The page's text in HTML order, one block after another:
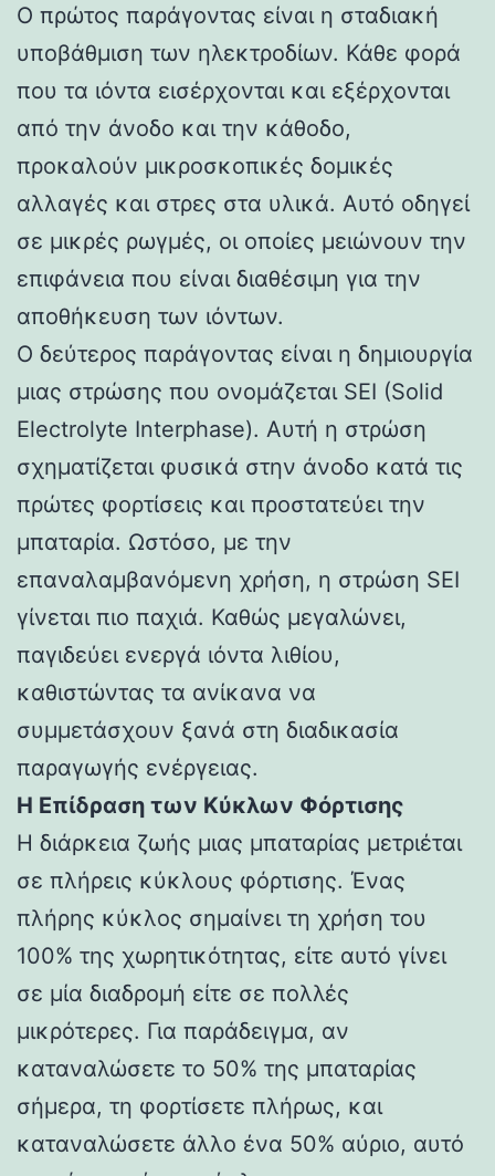
Ο πρώτος παράγοντας είναι η σταδιακή
υποβάθμιση των ηλεκτροδίων. Κάθε φορά
που τα ιόντα εισέρχονται και εξέρχονται
από την άνοδο και την κάθοδο,
προκαλούν μικροσκοπικές δομικές
αλλαγές και στρες στα υλικά. Αυτό οδηγεί
σε μικρές ρωγμές, οι οποίες μειώνουν την
επιφάνεια που είναι διαθέσιμη για την
αποθήκευση των ιόντων.
Ο δεύτερος παράγοντας είναι η δημιουργία
μιας στρώσης που ονομάζεται SEI (Solid
Electrolyte Interphase). Αυτή η στρώση
σχηματίζεται φυσικά στην άνοδο κατά τις
πρώτες φορτίσεις και προστατεύει την
μπαταρία. Ωστόσο, με την
επαναλαμβανόμενη χρήση, η στρώση SEI
γίνεται πιο παχιά. Καθώς μεγαλώνει,
παγιδεύει ενεργά ιόντα λιθίου,
καθιστώντας τα ανίκανα να
συμμετάσχουν ξανά στη διαδικασία
παραγωγής ενέργειας.
Η Επίδραση των Κύκλων Φόρτισης
Η διάρκεια ζωής μιας μπαταρίας μετριέται
σε πλήρεις κύκλους φόρτισης. Ένας
πλήρης κύκλος σημαίνει τη χρήση του
100% της χωρητικότητας, είτε αυτό γίνει
σε μία διαδρομή είτε σε πολλές
μικρότερες. Για παράδειγμα, αν
καταναλώσετε το 50% της μπαταρίας
σήμερα, τη φορτίσετε πλήρως, και
καταναλώσετε άλλο ένα 50% αύριο, αυτό